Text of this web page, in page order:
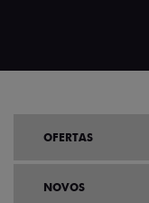
OFERTAS
NOVOS